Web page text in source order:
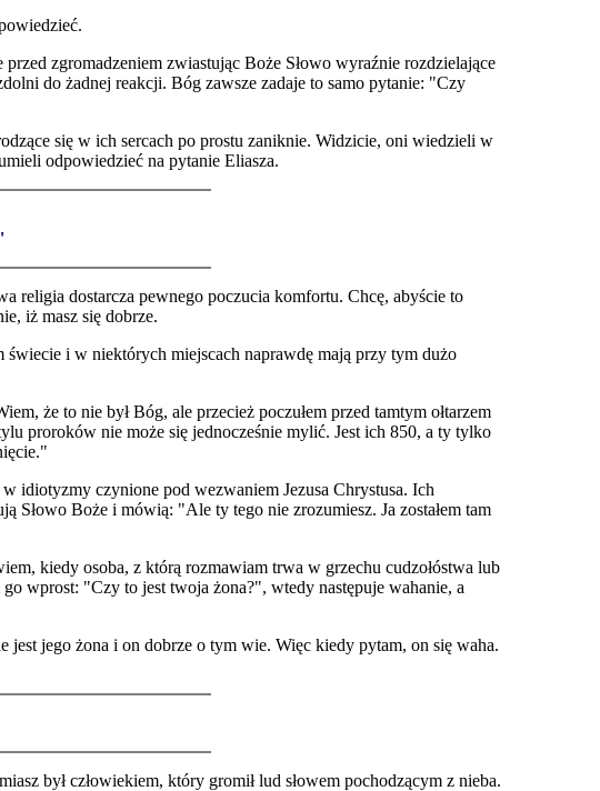
zgromadzeniem zwiastując Boże Słowo wyraźnie rozdzielające
do żadnej reakcji. Bóg zawsze zadaje to samo pytanie: "Czy
się w ich sercach po prostu zaniknie. Widzicie, oni wiedzieli w
odpowiedzieć na pytanie Eliasza.
religia dostarcza pewnego poczucia komfortu. Chcę, abyście to
iż masz się dobrze.
świecie i w niektórych miejscach naprawdę mają przy tym dużo
że to nie był Bóg, ale przecież poczułem przed tamtym ołtarzem
proroków nie może się jednocześnie mylić. Jest ich 850, a ty tylko
idiotyzmy czynione pod wezwaniem Jezusa Chrystusa. Ich
Boże i mówią: "Ale ty tego nie zrozumiesz. Ja zostałem tam
kiedy osoba, z którą rozmawiam trwa w grzechu cudzołóstwa lub
wprost: "Czy to jest twoja żona?", wtedy następuje wahanie, a
jest jego żona i on dobrze o tym wie. Więc kiedy pytam, on się waha.
był człowiekiem, który gromił lud słowem pochodzącym z nieba.